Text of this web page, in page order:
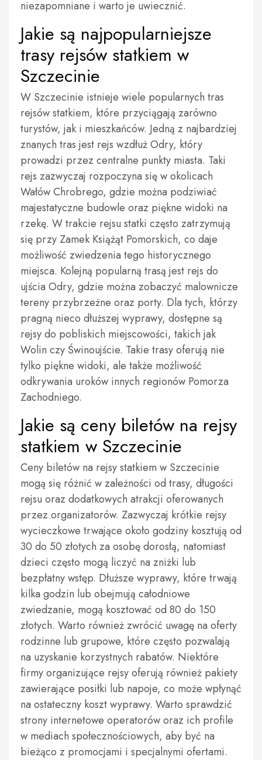
niezapomniane i warto je uwiecznić.
Jakie są najpopularniejsze
trasy rejsów statkiem w
Szczecinie
W Szczecinie istnieje wiele popularnych tras
rejsów statkiem, które przyciągają zarówno
turystów, jak i mieszkańców. Jedną z najbardziej
znanych tras jest rejs wzdłuż Odry, który
prowadzi przez centralne punkty miasta. Taki
rejs zazwyczaj rozpoczyna się w okolicach
Wałów Chrobrego, gdzie można podziwiać
majestatyczne budowle oraz piękne widoki na
rzekę. W trakcie rejsu statki często zatrzymują
się przy Zamek Książąt Pomorskich, co daje
możliwość zwiedzenia tego historycznego
miejsca. Kolejną popularną trasą jest rejs do
ujścia Odry, gdzie można zobaczyć malownicze
tereny przybrzeżne oraz porty. Dla tych, którzy
pragną nieco dłuższej wyprawy, dostępne są
rejsy do pobliskich miejscowości, takich jak
Wolin czy Świnoujście. Takie trasy oferują nie
tylko piękne widoki, ale także możliwość
odkrywania uroków innych regionów Pomorza
Zachodniego.
Jakie są ceny biletów na rejsy
statkiem w Szczecinie
Ceny biletów na rejsy statkiem w Szczecinie
mogą się różnić w zależności od trasy, długości
rejsu oraz dodatkowych atrakcji oferowanych
przez organizatorów. Zazwyczaj krótkie rejsy
wycieczkowe trwające około godziny kosztują od
30 do 50 złotych za osobę dorosłą, natomiast
dzieci często mogą liczyć na zniżki lub
bezpłatny wstęp. Dłuższe wyprawy, które trwają
kilka godzin lub obejmują całodniowe
zwiedzanie, mogą kosztować od 80 do 150
złotych. Warto również zwrócić uwagę na oferty
rodzinne lub grupowe, które często pozwalają
na uzyskanie korzystnych rabatów. Niektóre
firmy organizujące rejsy oferują również pakiety
zawierające posiłki lub napoje, co może wpłynąć
na ostateczny koszt wyprawy. Warto sprawdzić
strony internetowe operatorów oraz ich profile
w mediach społecznościowych, aby być na
bieżąco z promocjami i specjalnymi ofertami.